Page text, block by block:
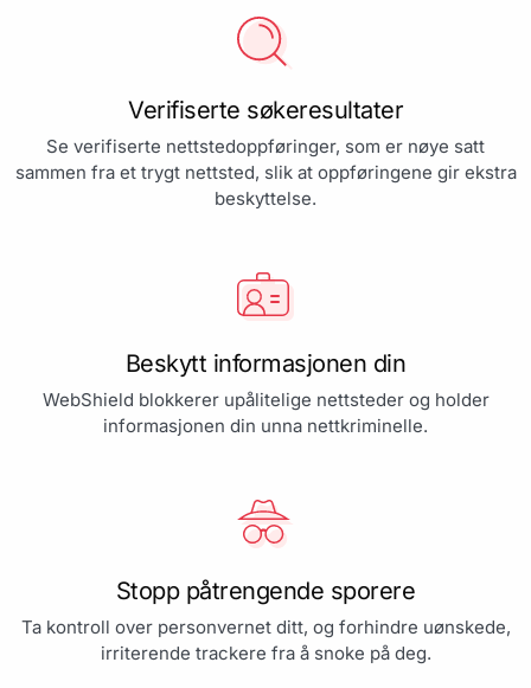
Verifiserte søkeresultater
Se verifiserte nettstedoppføringer, som er nøye satt
sammen fra et trygt nettsted, slik at oppføringene gir ekstra
beskyttelse.
Beskytt informasjonen din
WebShield blokkerer upålitelige nettsteder og holder
informasjonen din unna nettkriminelle.
Stopp påtrengende sporere
Ta kontroll over personvernet ditt, og forhindre uønskede,
irriterende trackere fra å snoke på deg.